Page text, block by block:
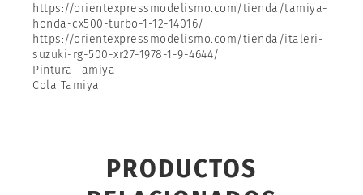
https://orientexpressmodelismo.com/tienda/tamiya-
honda-cx500-turbo-1-12-14016/
https://orientexpressmodelismo.com/tienda/italeri-
suzuki-rg-500-xr27-1978-1-9-4644/
Pintura Tamiya
Cola Tamiya
PRODUCTOS